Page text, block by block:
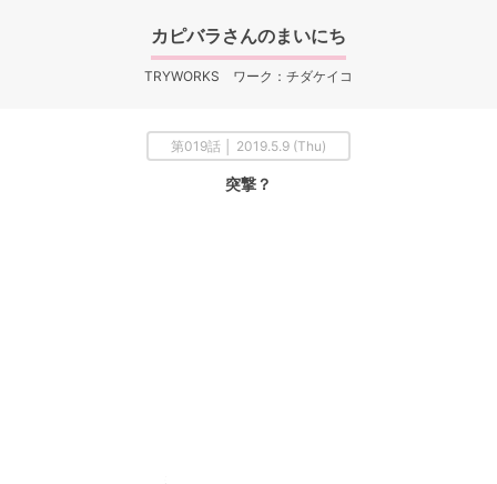
カピバラさんのまいにち
TRYWORKS ワーク：チダケイコ
第019話 │ 2019.5.9 (Thu)
突撃？